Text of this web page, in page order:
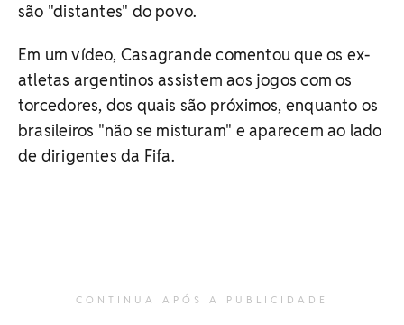
são "distantes" do povo.
Em um vídeo, Casagrande comentou que os ex-
atletas argentinos assistem aos jogos com os
torcedores, dos quais são próximos, enquanto os
brasileiros "não se misturam" e aparecem ao lado
de dirigentes da Fifa.
CONTINUA APÓS A PUBLICIDADE